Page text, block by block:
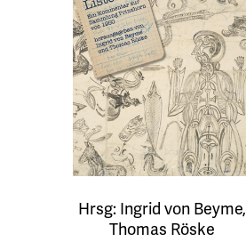
Hrsg: Ingrid von Beyme,
Thomas Röske